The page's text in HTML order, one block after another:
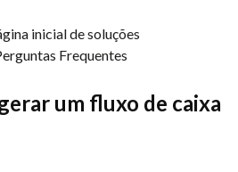
inicial de soluções
Frequentes
um fluxo de caixa